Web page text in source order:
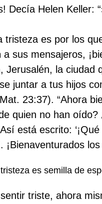
Decía Helen Keller:
tristeza es por los
a sus mensajeros,
Jerusalén, la ciudad
juntar a tus hijos
23:37). “Ahora
quien no han
está escrito:
¡Bienaventurados
es semilla de
triste, ahora